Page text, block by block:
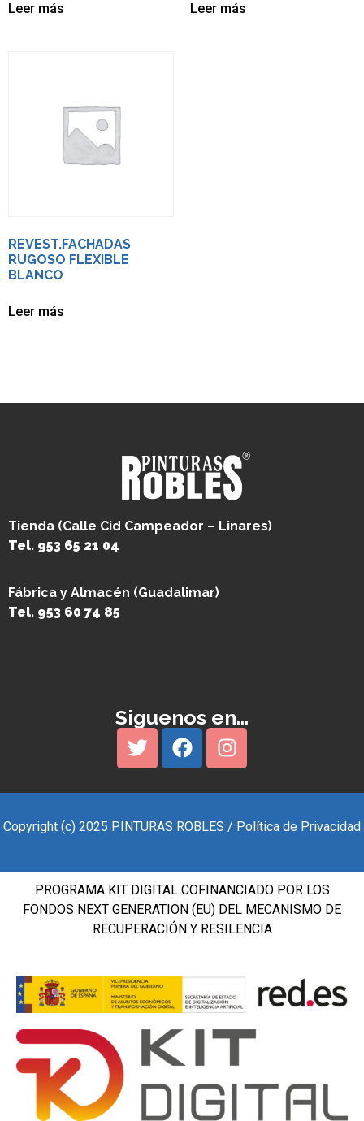
Leer más Leer más
REVEST.FACHADAS
RUGOSO FLEXIBLE
BLANCO
Leer más
Tienda (Calle Cid Campeador – Linares)
Tel. 953 65 21 04
Fábrica y Almacén (Guadalimar)
Tel. 953 60 74 85
Siguenos en...
Copyright (c) 2025 PINTURAS ROBLES / Política de Privacidad
PROGRAMA KIT DIGITAL COFINANCIADO POR LOS
FONDOS NEXT GENERATION (EU) DEL MECANISMO DE
RECUPERACIÓN Y RESILENCIA